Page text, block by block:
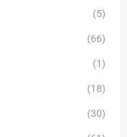
(5)
(66)
(1)
(18)
(30)